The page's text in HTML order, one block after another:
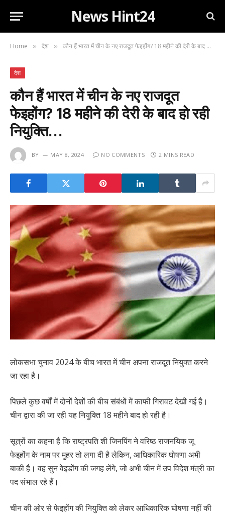
News Hint24
Home » देश » कौन हैं भारत में चीन के नए राजदूत फेइहोंग? 18 महीने की देरी के बाद हो रही नियुक्ति…
देश
कौन हैं भारत में चीन के नए राजदूत
फेइहोंग? 18 महीने की देरी के बाद हो रही
नियुक्ति…
BY MAY 8, 2024 NO COMMENTS 2 MINS READ
लोकसभा चुनाव 2024 के बीच भारत में चीन अपना राजदूत नियुक्त करने
जा रहा है।
पिछले कुछ वर्षों में दोनों देशों की बीच संबंधों में काफी गिरावट देखी गई है।
चीन द्वारा की जा रही यह नियुक्ति 18 महीने बाद हो रही है।
सूत्रों का कहना है कि राष्ट्रपति शी जिनपिंग ने वरिष्ठ राजनयिक जू
फेइहोंग के नाम पर मुहर तो लगा दी है लेकिन, आधिकारिक घोषणा अभी
बाकी है। वह सुन वेइडोंग की जगह लेंगे, जो अभी चीन में उप विदेश मंत्री का
पद संभाल रहे हैं।
चीन की ओर से फेइहोंग की नियुक्ति को लेकर आधिकारिक घोषणा नहीं की